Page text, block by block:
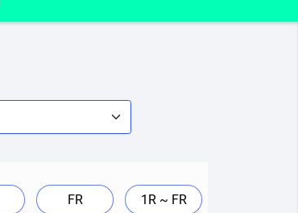
FR 1R ~ FR